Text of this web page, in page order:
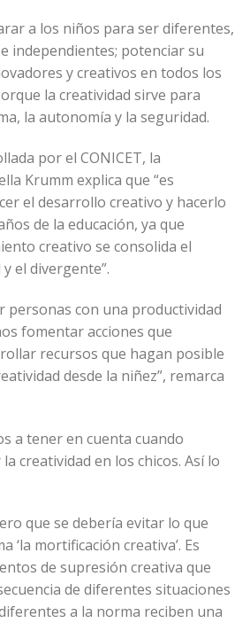
a los niños para ser diferentes,
independientes; potenciar su
y creativos en todos los
la creatividad sirve para
la autonomía y la seguridad.
por el CONICET, la
Krumm explica que “es
el desarrollo creativo y hacerlo
de la educación, ya que
creativo se consolida el
el divergente”.
personas con una productividad
fomentar acciones que
recursos que hagan posible
desde la niñez”, remarca
a tener en cuenta cuando
creatividad en los chicos. Así lo
que se debería evitar lo que
‘la mortificación creativa’. Es
de supresión creativa que
de diferentes situaciones
a la norma reciben una